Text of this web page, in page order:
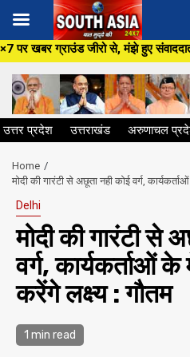
Skip
to
content
से, मंझे हुए संवाददाताओं के
उत्तर प्रदेश उत्तराखंड अरुणाचल
Home
मोदी की गारंटी से अछूता नही कोई वर्ग,
Delhi
मोदी की गारंटी से
वर्ग, कार्यकर्ताओं
करेंगे लक्ष्य : गौतम
1 min read